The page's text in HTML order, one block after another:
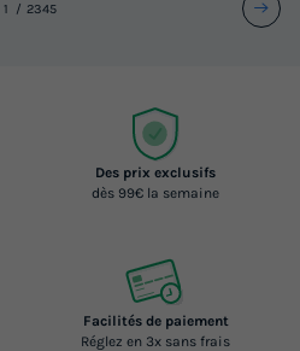
1 2345
Des prix exclusifs
dès 99€ la semaine
Facilités de paiement
Réglez en 3x sans frais